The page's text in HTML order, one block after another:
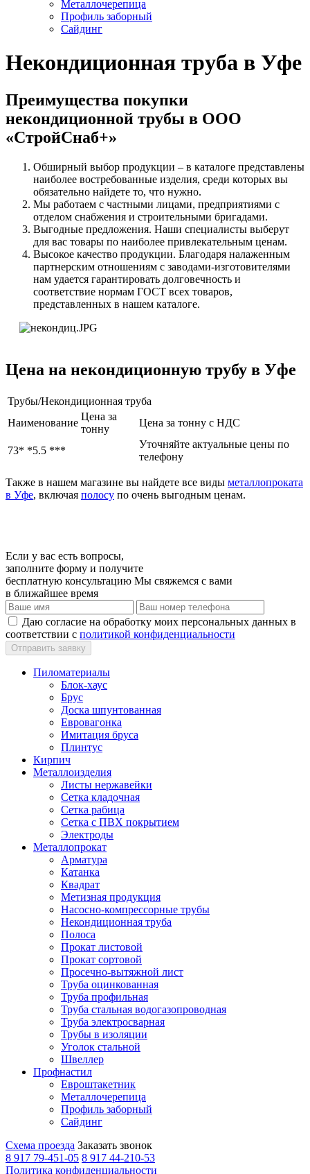
Металлочерепица
Профиль заборный
Сайдинг
Некондиционная труба в Уфе
Преимущества покупки
некондиционной трубы в ООО
«СтройСнаб+»
Обширный выбор продукции – в каталоге представлены
наиболее востребованные изделия, среди которых вы
обязательно найдете то, что нужно.
Мы работаем с частными лицами, предприятиями с
отделом снабжения и строительными бригадами.
Выгодные предложения. Наши специалисты выберут
для вас товары по наиболее привлекательным ценам.
Высокое качество продукции. Благодаря налаженным
партнерским отношениям с заводами-изготовителями
нам удается гарантировать долговечность и
соответствие нормам ГОСТ всех товаров,
представленных в нашем каталоге.
Цена на некондиционную трубу в Уфе
Трубы/Некондиционная труба
Наименование
Цена за
тонну
Цена за тонну с НДС
73* *5.5 ***
Уточняйте актуальные цены по
телефону
Также в нашем магазине вы найдете все виды металлопроката
в Уфе, включая полосу по очень выгодным ценам.
Если у вас есть вопросы,
заполните форму и получите
бесплатную консультацию Мы свяжемся с вами
в ближайшее время
Даю согласие на обработку моих персональных данных в
соответствии с политикой конфиденциальности
Пиломатериалы
Блок-хаус
Брус
Доска шпунтованная
Евровагонка
Имитация бруса
Плинтус
Кирпич
Металлоизделия
Листы нержавейки
Сетка кладочная
Сетка рабица
Сетка с ПВХ покрытием
Электроды
Металлопрокат
Арматура
Катанка
Квадрат
Метизная продукция
Насосно-компрессорные трубы
Некондиционная труба
Полоса
Прокат листовой
Прокат сортовой
Просечно-вытяжной лист
Труба оцинкованная
Труба профильная
Труба стальная водогазопроводная
Труба электросварная
Трубы в изоляции
Уголок стальной
Швеллер
Профнастил
Евроштакетник
Металлочерепица
Профиль заборный
Сайдинг
Схема проезда Заказать звонок
8 917 79-451-05 8 917 44-210-53
Политика конфиденциальности